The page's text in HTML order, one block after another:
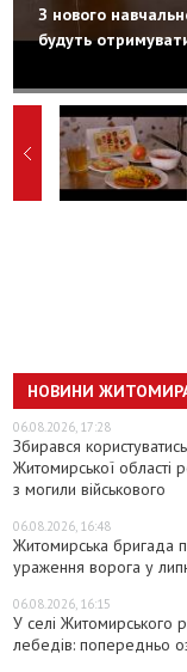
З нового
будуть
НОВИНИ
06.08.2026, 17:28
Збирався
Житомирської області
з могили військового
06.08.2026, 16:48
Житомирська бригада
ураження ворога у
06.08.2026, 16:15
У селі Житомирського
лебедів: попередньо